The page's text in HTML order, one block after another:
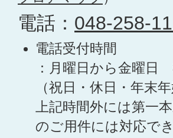
電話： 048-258-
電話受付時間
：月曜日から金曜日
（祝日・休日・年末
上記時間外には第一
のご用件には対応で